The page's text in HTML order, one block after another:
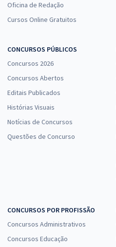
Oficina de Redação
Cursos Online Gratuitos
CONCURSOS PÚBLICOS
Concursos 2026
Concursos Abertos
Editais Publicados
Histórias Visuais
Notícias de Concursos
Questões de Concurso
CONCURSOS POR PROFISSÃO
Concursos Administrativos
Concursos Educação